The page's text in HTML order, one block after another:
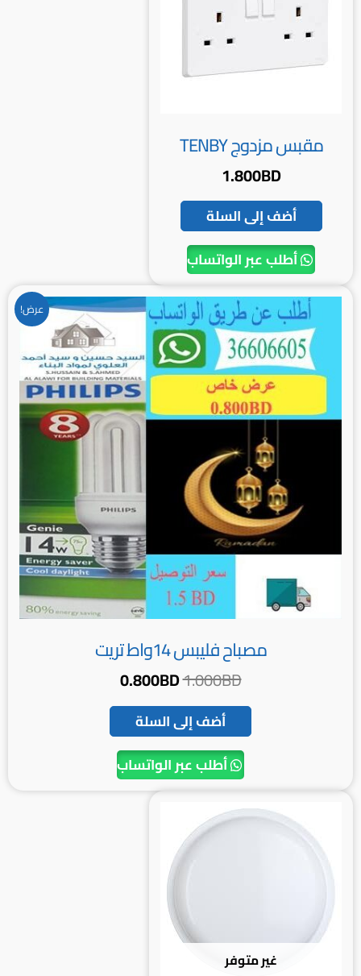
مقبس مزدوج TENBY
1.800BD
أضف إلى السلة
أطلب عبر الواتساب
عرض!
مصباح فليبس 14واط تريت
1.000BD
السعر
الأصلي
هو:
1.000BD.
0.800BD
السعر
الحالي
هو:
0.800BD.
أضف إلى السلة
أطلب عبر الواتساب
غير متوفر